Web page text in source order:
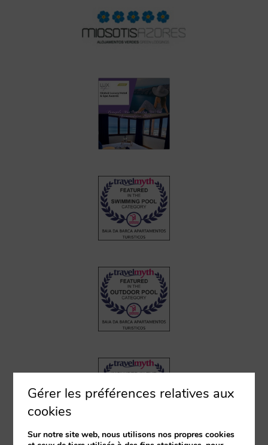
Gérer les préférences relatives aux
cookies
Sur notre site web, nous utilisons nos propres cookies